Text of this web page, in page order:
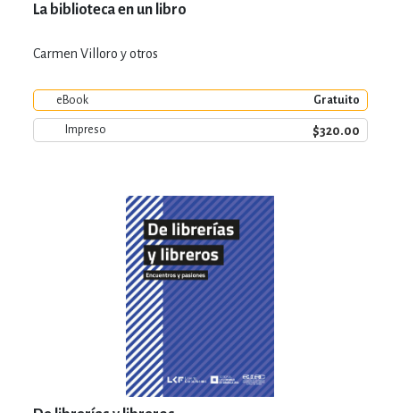
La biblioteca en un libro
Carmen Villoro y otros
eBook Gratuito
Impreso $320.00